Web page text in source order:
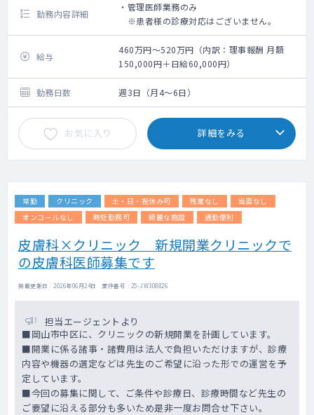
勤務内容詳細
・管理医師業務のみ
※患者様の診療対応はございません。
給与
460万円～520万円（内訳：理事報酬 月額
150,000円＋日給60,000円）
勤務日数 週3日（月4～6日）
お気に入り 詳細をみる
常勤 クリニック 土・日・祝休み可 残業なし
当直なし
オンコールなし
時短勤務可 綺麗な施設 通勤便利
皮膚科×クリニック 新規開業クリニックで
の皮膚科医師募集です
掲載更新日 : 2026年06月24日 案件番号 : 25-JW308826
担当エージェントより
■岡山市中区に、クリニックの新規開業を計画しています。
■開業に係る諸事・諸費用は法人で負担いただけますが、診療
内容や機器の選定などは先生のご希望に沿った形での運営を予
定しています。
■今回の募集に関して、ご条件や診療日、診療時間など先生の
ご要望に沿える部分も多いため是非一度お問合せ下さい。